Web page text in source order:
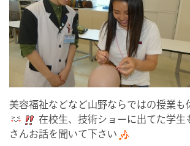
美容福祉などなど山野ならではの授業も
在校生、技術ショーに出てた学生
さんお話を聞いて下さい